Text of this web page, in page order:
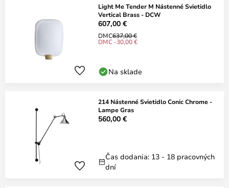
Light Me Tender M Nástenné Svietidlo
Vertical Brass - DCW
607,00 €
DMC637,00 €
DMC -30,00 €
Na sklade
214 Nástenné Svietidlo Conic Chrome -
Lampe Gras
560,00 €
Čas dodania: 13 - 18 pracovných
dní